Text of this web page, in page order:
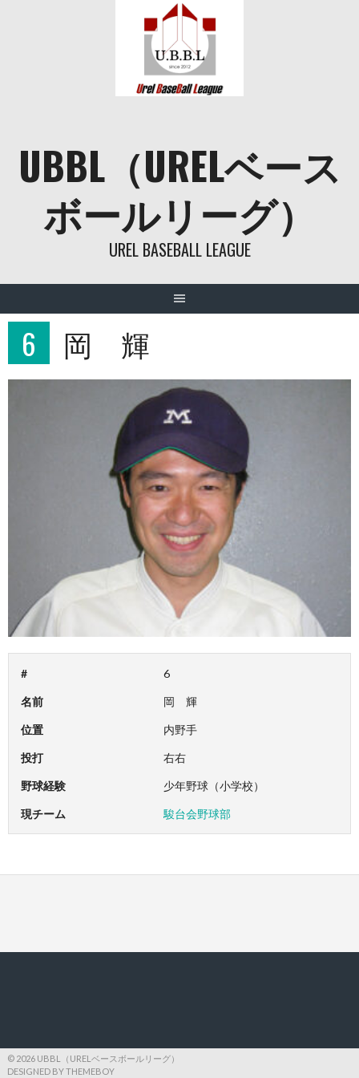
UBBL（URELベース
ボールリーグ）
UREL BASEBALL LEAGUE
6 岡 輝
# 6
名前 岡 輝
位置 内野手
投打 右右
野球経験 少年野球（小学校）
現チーム 駿台会野球部
© 2026 UBBL（URELベースボールリーグ）
DESIGNED BY THEMEBOY